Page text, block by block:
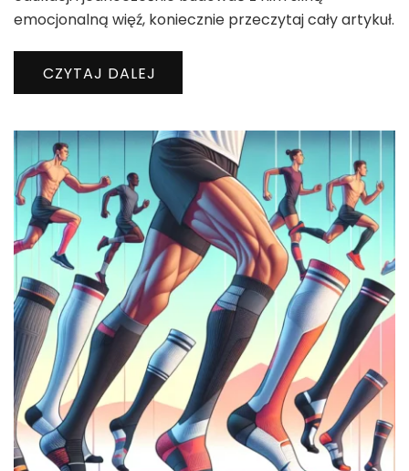
emocjonalną więź, koniecznie przeczytaj cały artykuł.
CZYTAJ DALEJ